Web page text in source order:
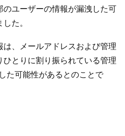
のユーザーの情報が漏洩した可
た。
、メールアドレスおよび管理
ひとりに割り振られている管理
た可能性があるとのことで